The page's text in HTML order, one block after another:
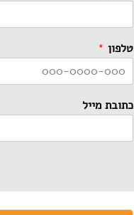
טלפון *
כתובת מייל